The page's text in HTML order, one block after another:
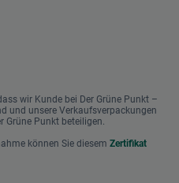
wir Kunde bei Der Grüne Punkt –
und unsere Verkaufsverpackungen
Grüne Punkt beteiligen.
können Sie diesem Zertifikat